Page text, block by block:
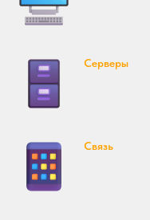
Серверы
Связь